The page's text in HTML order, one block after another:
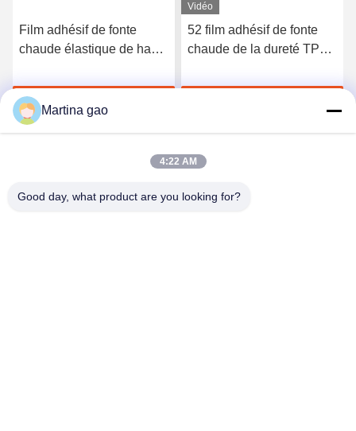
Film adhésif de fonte
chaude élastique de haute
3412
Discuter Maintenant
Vidéo
52 film adhésif de fonte
chaude de la dureté TPU
vêtements sans couture
Martina gao
4:22 AM
Good day, what product are you looking for?